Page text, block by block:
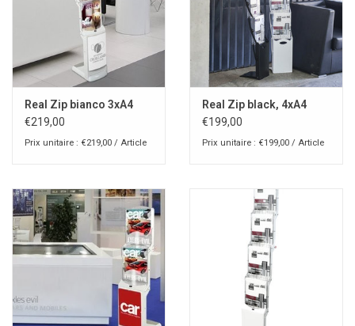
Real Zip bianco 3xA4
€219,00
Prix unitaire : €219,00 / Article
Real Zip black, 4xA4
€199,00
Prix unitaire : €199,00 / Article